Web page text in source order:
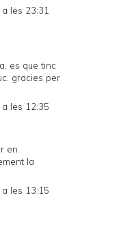
les 23:31
es que tinc
gracies per
les 12:35
en
la
les 13:15